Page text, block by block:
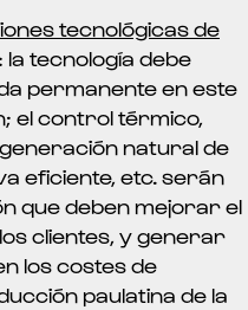
tecnológicas de
: la tecnología debe
permanente en este
el control térmico,
natural de
eficiente, etc. serán
que deben mejorar el
clientes, y generar
los costes de
paulatina de la